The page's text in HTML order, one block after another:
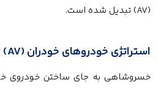
(AV) تبدیل شده است.
استراتژی خودروهای خودران (AV)
خسروشاهی به جای ساختن خودروی